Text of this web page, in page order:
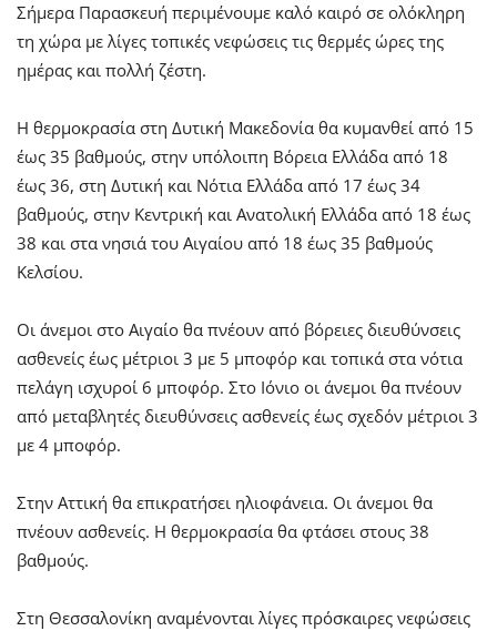
Σήμερα Παρασκευή περιμένουμε καλό καιρό σε ολόκληρη
τη χώρα με λίγες τοπικές νεφώσεις τις θερμές ώρες της
ημέρας και πολλή ζέστη.
Η θερμοκρασία στη Δυτική Μακεδονία θα κυμανθεί από 15
έως 35 βαθμούς, στην υπόλοιπη Βόρεια Ελλάδα από 18
έως 36, στη Δυτική και Νότια Ελλάδα από 17 έως 34
βαθμούς, στην Κεντρική και Ανατολική Ελλάδα από 18 έως
38 και στα νησιά του Αιγαίου από 18 έως 35 βαθμούς
Κελσίου.
Οι άνεμοι στο Αιγαίο θα πνέουν από βόρειες διευθύνσεις
ασθενείς έως μέτριοι 3 με 5 μποφόρ και τοπικά στα νότια
πελάγη ισχυροί 6 μποφόρ. Στο Ιόνιο οι άνεμοι θα πνέουν
από μεταβλητές διευθύνσεις ασθενείς έως σχεδόν μέτριοι 3
με 4 μποφόρ.
Στην Αττική θα επικρατήσει ηλιοφάνεια. Οι άνεμοι θα
πνέουν ασθενείς. Η θερμοκρασία θα φτάσει στους 38
βαθμούς.
Στη Θεσσαλονίκη αναμένονται λίγες πρόσκαιρες νεφώσεις